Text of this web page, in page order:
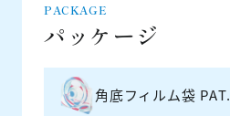
PACKAGE
パッケージ
角底フィルム袋 PAT.